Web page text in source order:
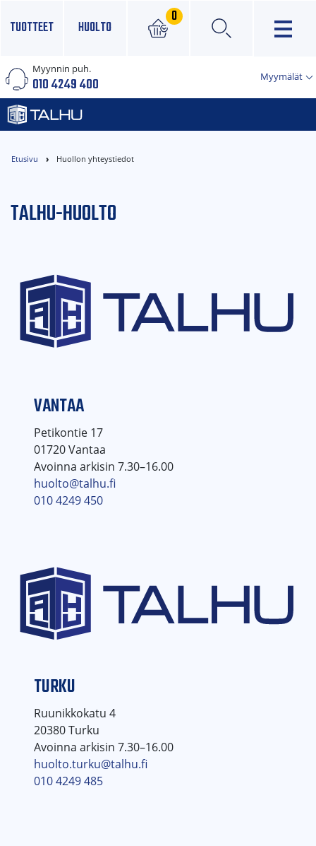
TUOTTEET HUOLTO
0
×
Myynnin puh.
010 4249 400 Myymälät
Etusivu Huollon yhteystiedot
TALHU-HUOLTO
VANTAA
Petikontie 17
01720 Vantaa
Avoinna arkisin 7.30–16.00
huolto@talhu.fi
010 4249 450
TURKU
Ruunikkokatu 4
20380 Turku
Avoinna arkisin 7.30–16.00
huolto.turku@talhu.fi
010 4249 485